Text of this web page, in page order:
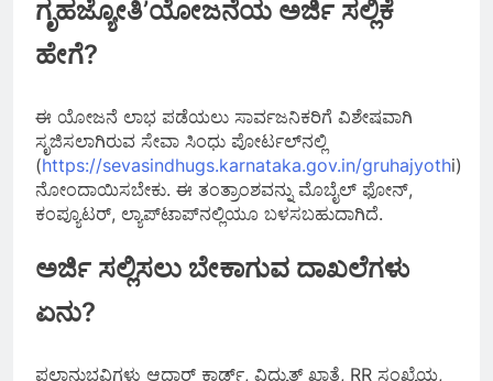
ಗೃಹಜ್ಯೋತಿ’ಯೋಜನೆಯ ಅರ್ಜಿ ಸಲ್ಲಿಕೆ
ಹೇಗೆ?
ಈ ಯೋಜನೆ ಲಾಭ ಪಡೆಯಲು ಸಾರ್ವಜನಿಕರಿಗೆ ವಿಶೇಷವಾಗಿ
ಸೃಜಿಸಲಾಗಿರುವ ಸೇವಾ ಸಿಂಧು ಪೋರ್ಟಲ್‌ನಲ್ಲಿ
(https://sevasindhugs.karnataka.gov.in/gruhajyothi)
ನೋಂದಾಯಿಸಬೇಕು. ಈ ತಂತ್ರಾಂಶವನ್ನು ಮೊಬೈಲ್ ಫೋನ್,
ಕಂಪ್ಯೂಟರ್, ಲ್ಯಾಪ್‌ಟಾಪ್‌ನಲ್ಲಿಯೂ ಬಳಸಬಹುದಾಗಿದೆ.
ಅರ್ಜಿ ಸಲ್ಲಿಸಲು ಬೇಕಾಗುವ ದಾಖಲೆಗಳು
ಏನು?
ಫಲಾನುಭವಿಗಳು ಆಧಾರ್ ಕಾರ್ಡ್, ವಿದ್ಯುತ್ ಖಾತೆ, RR ಸಂಖ್ಯೆಯ,